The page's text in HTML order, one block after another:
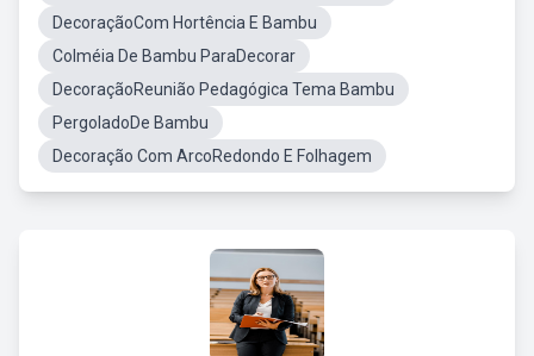
DecoraçãoCom Hortência E Bambu
Colméia De Bambu ParaDecorar
DecoraçãoReunião Pedagógica Tema Bambu
PergoladoDe Bambu
Decoração Com ArcoRedondo E Folhagem